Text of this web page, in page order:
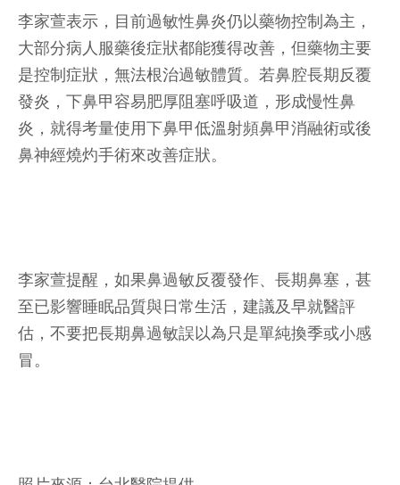
李家萱表示，目前過敏性鼻炎仍以藥物控制為主，
大部分病人服藥後症狀都能獲得改善，但藥物主要
是控制症狀，無法根治過敏體質。若鼻腔長期反覆
發炎，下鼻甲容易肥厚阻塞呼吸道，形成慢性鼻
炎，就得考量使用下鼻甲低溫射頻鼻甲消融術或後
鼻神經燒灼手術來改善症狀。
李家萱提醒，如果鼻過敏反覆發作、長期鼻塞，甚
至已影響睡眠品質與日常生活，建議及早就醫評
估，不要把長期鼻過敏誤以為只是單純換季或小感
冒。